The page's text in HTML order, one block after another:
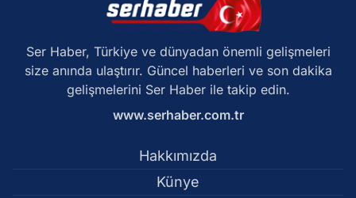
Ser Haber, Türkiye ve dünyadan önemli gelişmeleri
size anında ulaştırır. Güncel haberleri ve son dakika
gelişmelerini Ser Haber ile takip edin.
www.serhaber.com.tr
Hakkımızda
Künye